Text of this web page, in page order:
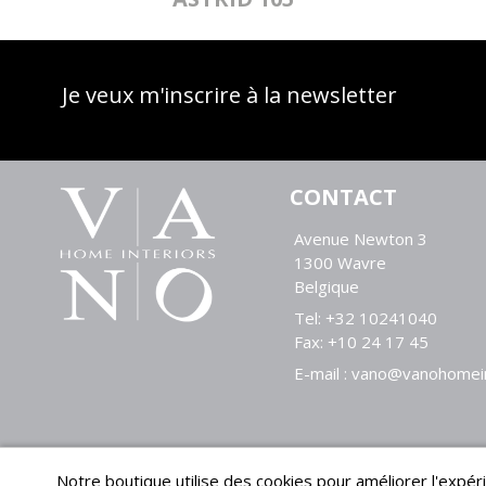
Je veux m'inscrire à la newsletter
CONTACT
Avenue Newton 3
1300 Wavre
Belgique
Tel: +32 10241040
Fax: +10 24 17 45
E-mail :
Notre boutique utilise des cookies pour améliorer